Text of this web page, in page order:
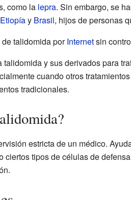
como la lepra. Sin embargo, se
Etiopíay Brasil, hijos de personas
talidomida porInternetsin
y sus derivados para
cuando otros
tradicionales.
estricta de un médico.
ciertos tipos de células de